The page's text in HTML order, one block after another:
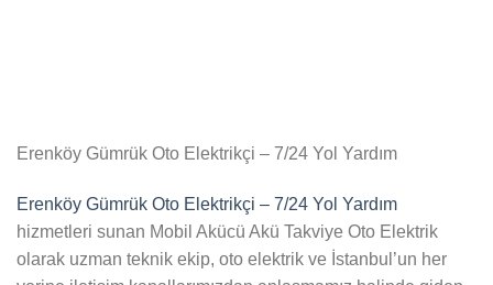
Erenköy Gümrük Oto Elektrikçi – 7/24 Yol Yardım
Erenköy Gümrük Oto Elektrikçi – 7/24 Yol Yardım
hizmetleri sunan Mobil Akücü Akü Takviye Oto Elektrik
olarak uzman teknik ekip, oto elektrik ve İstanbul’un her